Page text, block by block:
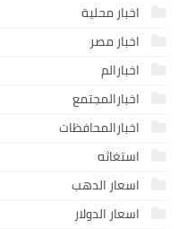
اخبار محلية
اخبار مصر
اخبارالم
اخبارالمجتمع
اخبارالمحافظات
استغاثه
اسعار الدهب
اسعار الدولار